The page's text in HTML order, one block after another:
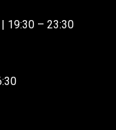
19:30 – 23:30